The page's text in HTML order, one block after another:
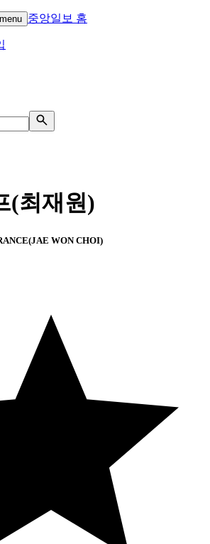
중앙일보 홈
(최재원)
WON CHOI)